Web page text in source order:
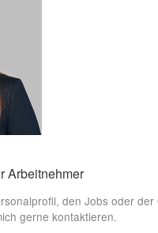
Arbeitnehmer
den Jobs oder der
gerne kontaktieren.